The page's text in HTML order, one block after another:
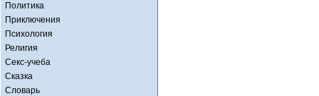
Политика
Приключения
Психология
Религия
Секс-учеба
Сказка
Словарь